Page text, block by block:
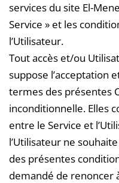
services du site El-
Service » et les
l’Utilisateur.
Tout accès et/ou
suppose l’acceptation
termes des présentes
inconditionnelle. Elles
entre le Service et
l’Utilisateur ne
des présentes
demandé de renoncer